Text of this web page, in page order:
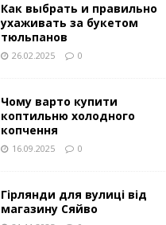
Как выбрать и правильно
ухаживать за букетом
тюльпанов
26.02.2025 0
Чому варто купити
коптильню холодного
копчення
16.09.2025 0
Гірлянди для вулиці від
магазину Сяйво